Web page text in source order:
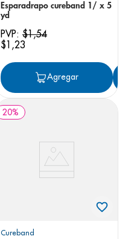
Agregar
Esparadrapo cureband 1/ x 5
yd
PVP: $1,54
$1 ,23
Agregar
20%
Cureband